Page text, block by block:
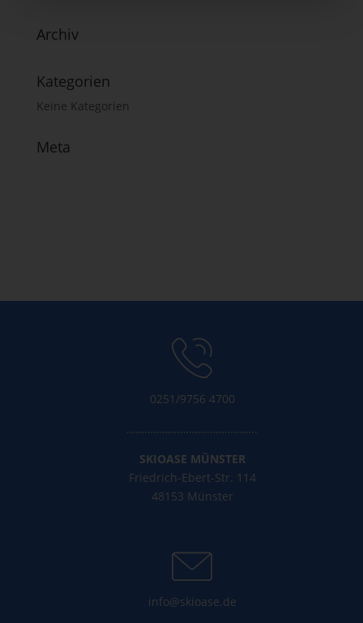
Archiv
Kategorien
Keine Kategorien
Meta
0251/9756 4700
……………………………………..
SKIOASE MÜNSTER
Friedrich-Ebert-Str. 114
48153 Münster
info@skioase.de